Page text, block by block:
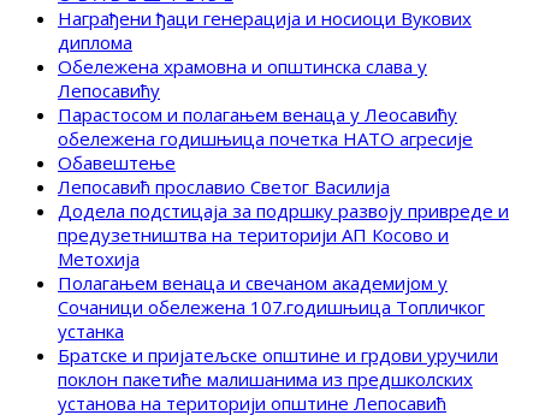
Награђени ђаци генерација и носиоци Вукових
диплома
Обележена храмовна и општинска слава у
Лепосавићу
Парастосом и полагањем венаца у Леосавићу
обележена годишњица почетка НАТО агресије
Обавештење
Лепосавић прославио Светог Василија
Додела подстицаја за подршку развоју привреде и
предузетништва на територији АП Косово и
Метохија
Полагањем венаца и свечаном академијом у
Сочаници обележена 107.годишњица Топличког
устанка
Братске и пријатељске општине и грдови уручили
поклон пакетиће малишанима из предшколских
установа на територији општине Лепосавић